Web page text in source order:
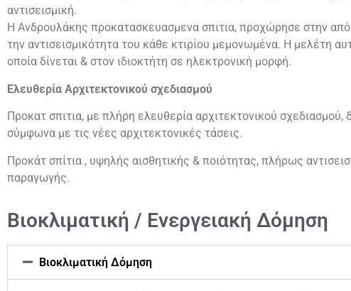
αντισεισμική.
Η Ανδρουλάκης προκατασκευασμενα σπιτια, προχώρησε στην
την αντισεισμικότητα του κάθε κτιρίου μεμονωμένα. Η μελέτη
οποία δίνεται & στον ιδιοκτήτη σε ηλεκτρονική μορφή.
Ελευθερία Αρχιτεκτονικού σχεδιασμού
Προκατ σπιτια, με πλήρη ελευθερία αρχιτεκτονικού
σύμφωνα με τις νέες αρχιτεκτονικές τάσεις.
Προκάτ σπίτια , υψηλής αισθητικής & ποιότητας, πλήρως
παραγωγής.
Βιοκλιματική / Ενεργειακή Δόμηση
Βιοκλιματική Δόμηση